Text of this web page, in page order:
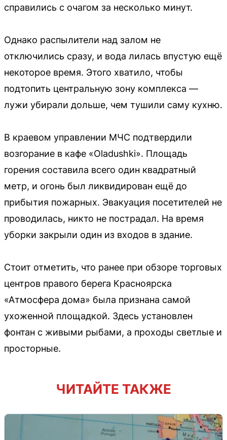
справились с очагом за несколько минут.
Однако распылители над залом не
отключились сразу, и вода лилась впустую ещё
некоторое время. Этого хватило, чтобы
подтопить центральную зону комплекса —
лужи убирали дольше, чем тушили саму кухню.
В краевом управлении МЧС подтвердили
возгорание в кафе «Oladushki». Площадь
горения составила всего один квадратный
метр, и огонь был ликвидирован ещё до
прибытия пожарных. Эвакуация посетителей не
проводилась, никто не пострадал. На время
уборки закрыли один из входов в здание.
Стоит отметить, что ранее при обзоре торговых
центров правого берега Красноярска
«Атмосфера дома» была признана самой
ухоженной площадкой. Здесь установлен
фонтан с живыми рыбами, а проходы светлые и
просторные.
ЧИТАЙТЕ ТАКЖЕ